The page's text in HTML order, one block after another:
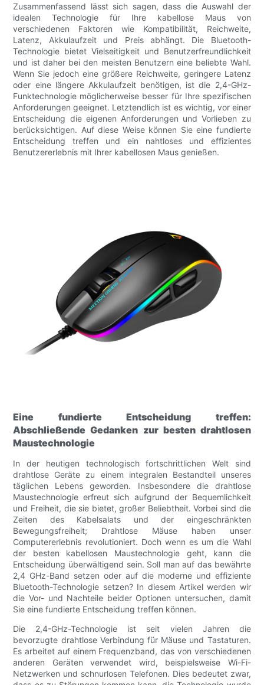
Zusammenfassend lässt sich sagen, dass die Auswahl der
idealen Technologie für Ihre kabellose Maus von
verschiedenen Faktoren wie Kompatibilität, Reichweite,
Latenz, Akkulaufzeit und Preis abhängt. Die Bluetooth-
Technologie bietet Vielseitigkeit und Benutzerfreundlichkeit
und ist daher bei den meisten Benutzern eine beliebte Wahl.
Wenn Sie jedoch eine größere Reichweite, geringere Latenz
oder eine längere Akkulaufzeit benötigen, ist die 2,4-GHz-
Funktechnologie möglicherweise besser für Ihre spezifischen
Anforderungen geeignet. Letztendlich ist es wichtig, vor einer
Entscheidung die eigenen Anforderungen und Vorlieben zu
berücksichtigen. Auf diese Weise können Sie eine fundierte
Entscheidung treffen und ein nahtloses und effizientes
Benutzererlebnis mit Ihrer kabellosen Maus genießen.
Eine fundierte Entscheidung treffen:
Abschließende Gedanken zur besten drahtlosen
Maustechnologie
In der heutigen technologisch fortschrittlichen Welt sind
drahtlose Geräte zu einem integralen Bestandteil unseres
täglichen Lebens geworden. Insbesondere die drahtlose
Maustechnologie erfreut sich aufgrund der Bequemlichkeit
und Freiheit, die sie bietet, großer Beliebtheit. Vorbei sind die
Zeiten des Kabelsalats und der eingeschränkten
Bewegungsfreiheit; Drahtlose Mäuse haben unser
Computererlebnis revolutioniert. Doch wenn es um die Wahl
der besten kabellosen Maustechnologie geht, kann die
Entscheidung überwältigend sein. Soll man auf das bewährte
2,4 GHz-Band setzen oder auf die moderne und effiziente
Bluetooth-Technologie setzen? In diesem Artikel werden wir
die Vor- und Nachteile beider Optionen untersuchen, damit
Sie eine fundierte Entscheidung treffen können.
Die 2,4-GHz-Technologie ist seit vielen Jahren die
bevorzugte drahtlose Verbindung für Mäuse und Tastaturen.
Es arbeitet auf einem Frequenzband, das von verschiedenen
anderen Geräten verwendet wird, beispielsweise Wi-Fi-
Netzwerken und schnurlosen Telefonen. Dies bedeutet zwar,